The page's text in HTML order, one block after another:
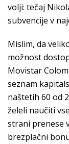
volji: tečaj
subvencije v
Mislim, da
možnost
Movistar
seznam
naštetih 60 od
želeli naučiti
strani prenese
brezplačni